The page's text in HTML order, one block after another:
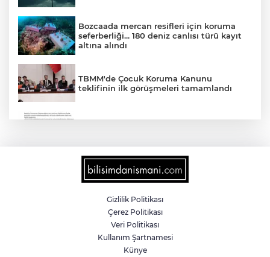
Bozcaada mercan resifleri için koruma
seferberliği... 180 deniz canlısı türü kayıt
altına alındı
TBMM'de Çocuk Koruma Kanunu
teklifinin ilk görüşmeleri tamamlandı
2025'te Ar-Ge'ye 254 milyar TL harcadık!
Ar-Ge'de en büyük pay üniversitelere
MGK bugün toplanıyor... Gündem
'Terörsüz Türkiye'
Gizlilik Politikası
Çerez Politikası
Veri Politikası
Kullanım Şartnamesi
Künye